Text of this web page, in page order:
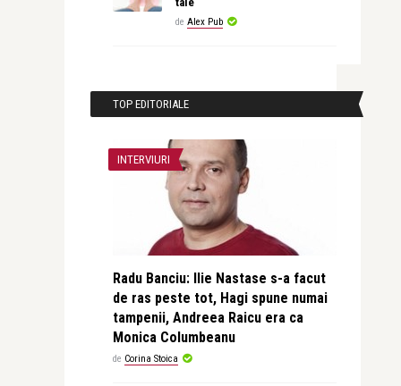
de Alex Pub
TOP EDITORIALE
INTERVIURI
Radu Banciu: Ilie Nastase s-a facut
de ras peste tot, Hagi spune numai
tampenii, Andreea Raicu era ca
Monica Columbeanu
de Corina Stoica